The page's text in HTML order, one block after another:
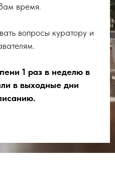
время.
вопросы куратору и
1 раз в неделю в
в выходные дни